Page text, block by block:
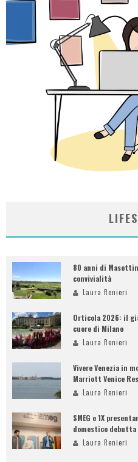
80 anni di
convivialità
Laura Renieri
Orticola 2026: il
cuore di Milano
Laura Renieri
Vivere Venezia in
Marriott Venice
Laura Renieri
SMEG e 1X
domestico
Laura Renieri